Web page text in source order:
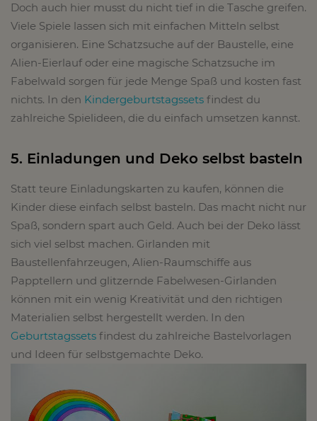
Doch auch hier musst du nicht tief in die Tasche greifen.
Viele Spiele lassen sich mit einfachen Mitteln selbst
organisieren. Eine Schatzsuche auf der Baustelle, eine
Alien-Eierlauf oder eine magische Schatzsuche im
Fabelwald sorgen für jede Menge Spaß und kosten fast
nichts. In den Kindergeburtstagssets findest du
zahlreiche Spielideen, die du einfach umsetzen kannst.
5. Einladungen und Deko selbst basteln
Statt teure Einladungskarten zu kaufen, können die
Kinder diese einfach selbst basteln. Das macht nicht nur
Spaß, sondern spart auch Geld. Auch bei der Deko lässt
sich viel selbst machen. Girlanden mit
Baustellenfahrzeugen, Alien-Raumschiffe aus
Papptellern und glitzernde Fabelwesen-Girlanden
können mit ein wenig Kreativität und den richtigen
Materialien selbst hergestellt werden. In den
Geburtstagssets findest du zahlreiche Bastelvorlagen
und Ideen für selbstgemachte Deko.